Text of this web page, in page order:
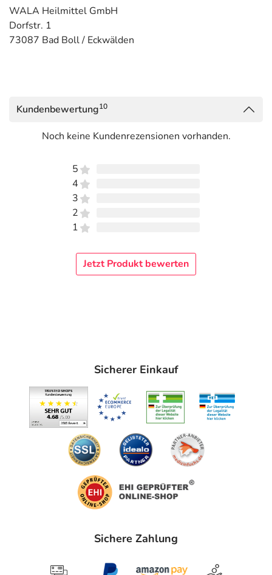
WALA Heilmittel GmbH
Dorfstr. 1
73087 Bad Boll / Eckwälden
Kundenbewertung10
Noch keine Kundenrezensionen vorhanden.
5
4
3
2
1
Jetzt Produkt bewerten
Sicherer Einkauf
Sichere Zahlung